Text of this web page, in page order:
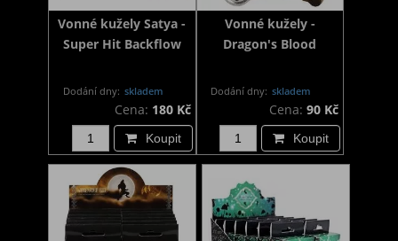
Vonné kužely Satya -
Super Hit Backflow
Dodání dny: skladem
Cena: 180 Kč
Koupit
Vonné kužely -
Dragon's Blood
Dodání dny: skladem
Cena:90 Kč
Koupit